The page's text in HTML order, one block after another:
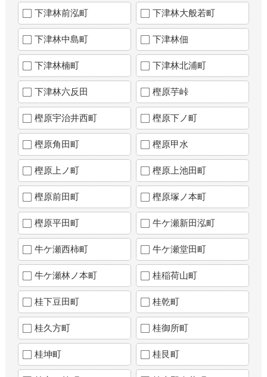
下津林前泓町 下津林大般若町
下津林中島町 下津林佃
下津林楠町 下津林北浦町
下津林六反田 樫原芋峠
樫原宇治井西町 樫原下ノ町
樫原角田町 樫原甲水
樫原上ノ町 樫原上池田町
樫原前田町 樫原塚ノ本町
樫原平田町 牛ケ瀬新田泓町
牛ケ瀬西柿町 牛ケ瀬堂田町
牛ケ瀬林ノ本町 桂稲荷山町
桂下豆田町 桂乾町
桂久方町 桂御所町
桂坤町 桂艮町